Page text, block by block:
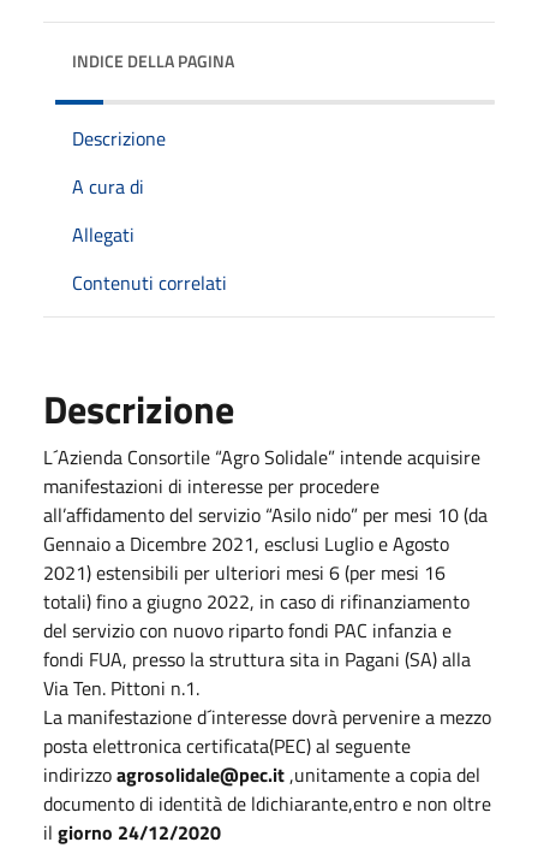
INDICE DELLA PAGINA
Descrizione
A cura di
Allegati
Contenuti correlati
Descrizione
L´Azienda Consortile “Agro Solidale” intende acquisire
manifestazioni di interesse per procedere
all’affidamento del servizio “Asilo nido” per mesi 10 (da
Gennaio a Dicembre 2021, esclusi Luglio e Agosto
2021) estensibili per ulteriori mesi 6 (per mesi 16
totali) fino a giugno 2022, in caso di rifinanziamento
del servizio con nuovo riparto fondi PAC infanzia e
fondi FUA, presso la struttura sita in Pagani (SA) alla
Via Ten. Pittoni n.1.
La manifestazione d´interesse dovrà pervenire a mezzo
posta elettronica certificata(PEC) al seguente
indirizzoagrosolidale@pec.it ,unitamente a copia del
documento di identità de ldichiarante,entro e non oltre
il giorno 24/12/2020